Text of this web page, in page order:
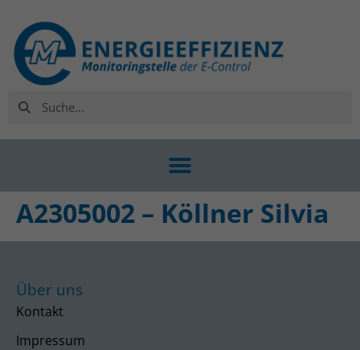
A2305002 – Köllner Silvia
Über uns
Kontakt
Impressum